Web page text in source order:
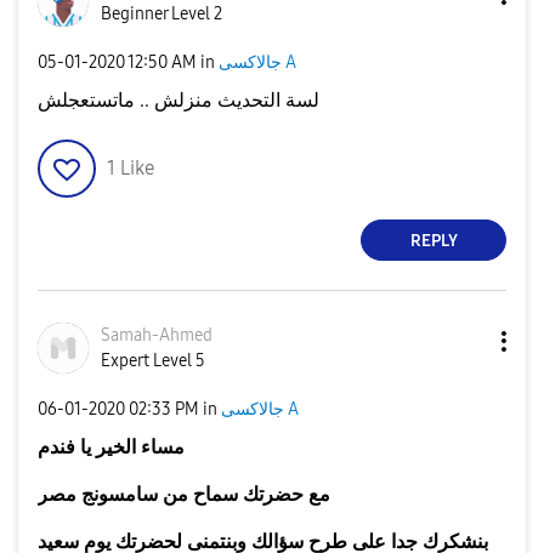
Beginner Level 2
‎05-01-202012:50 AM in جالاكسى A
لسة التحديث منزلش .. ماتستعجلش
1 Like
REPLY
Samah-Ahmed
Expert Level 5
‎06-01-2020 02:33 PM in
جالاكسى A
مساء الخير يا فندم
مع حضرتك سماح من سامسونج مصر
بنشكرك جدا على طرح سؤالك وبنتمنى لحضرتك يوم سعيد